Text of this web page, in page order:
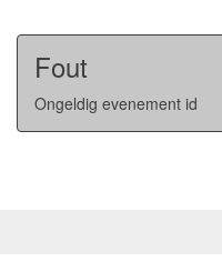
Fout
Ongeldig evenement id